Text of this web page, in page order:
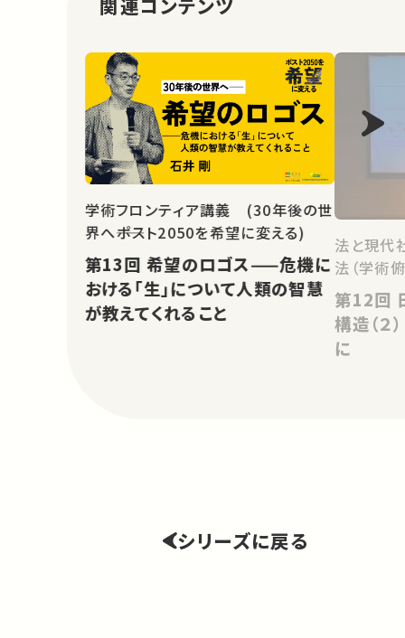
学術フロンティア講義 (30年後の世
界へ――ポスト2050を希望に変える)
第13回 希望のロゴス——危機に
おける「生」について人類の智慧
が教えてくれること
法と現代
法（学術
第12回 日本の法と日本的公私
構造（２
に
シリーズに戻る